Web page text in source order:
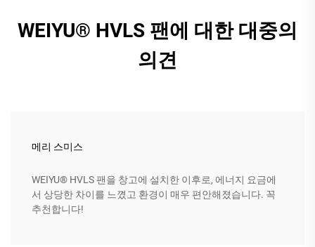
WEIYU® HVLS 팬에 대한 대중의
의견
메리 스미스
WEIYU® HVLS 팬을 창고에 설치한 이후로, 에너지 요금에
서 상당한 차이를 느꼈고 환경이 매우 편안해졌습니다. 꼭
추천합니다!